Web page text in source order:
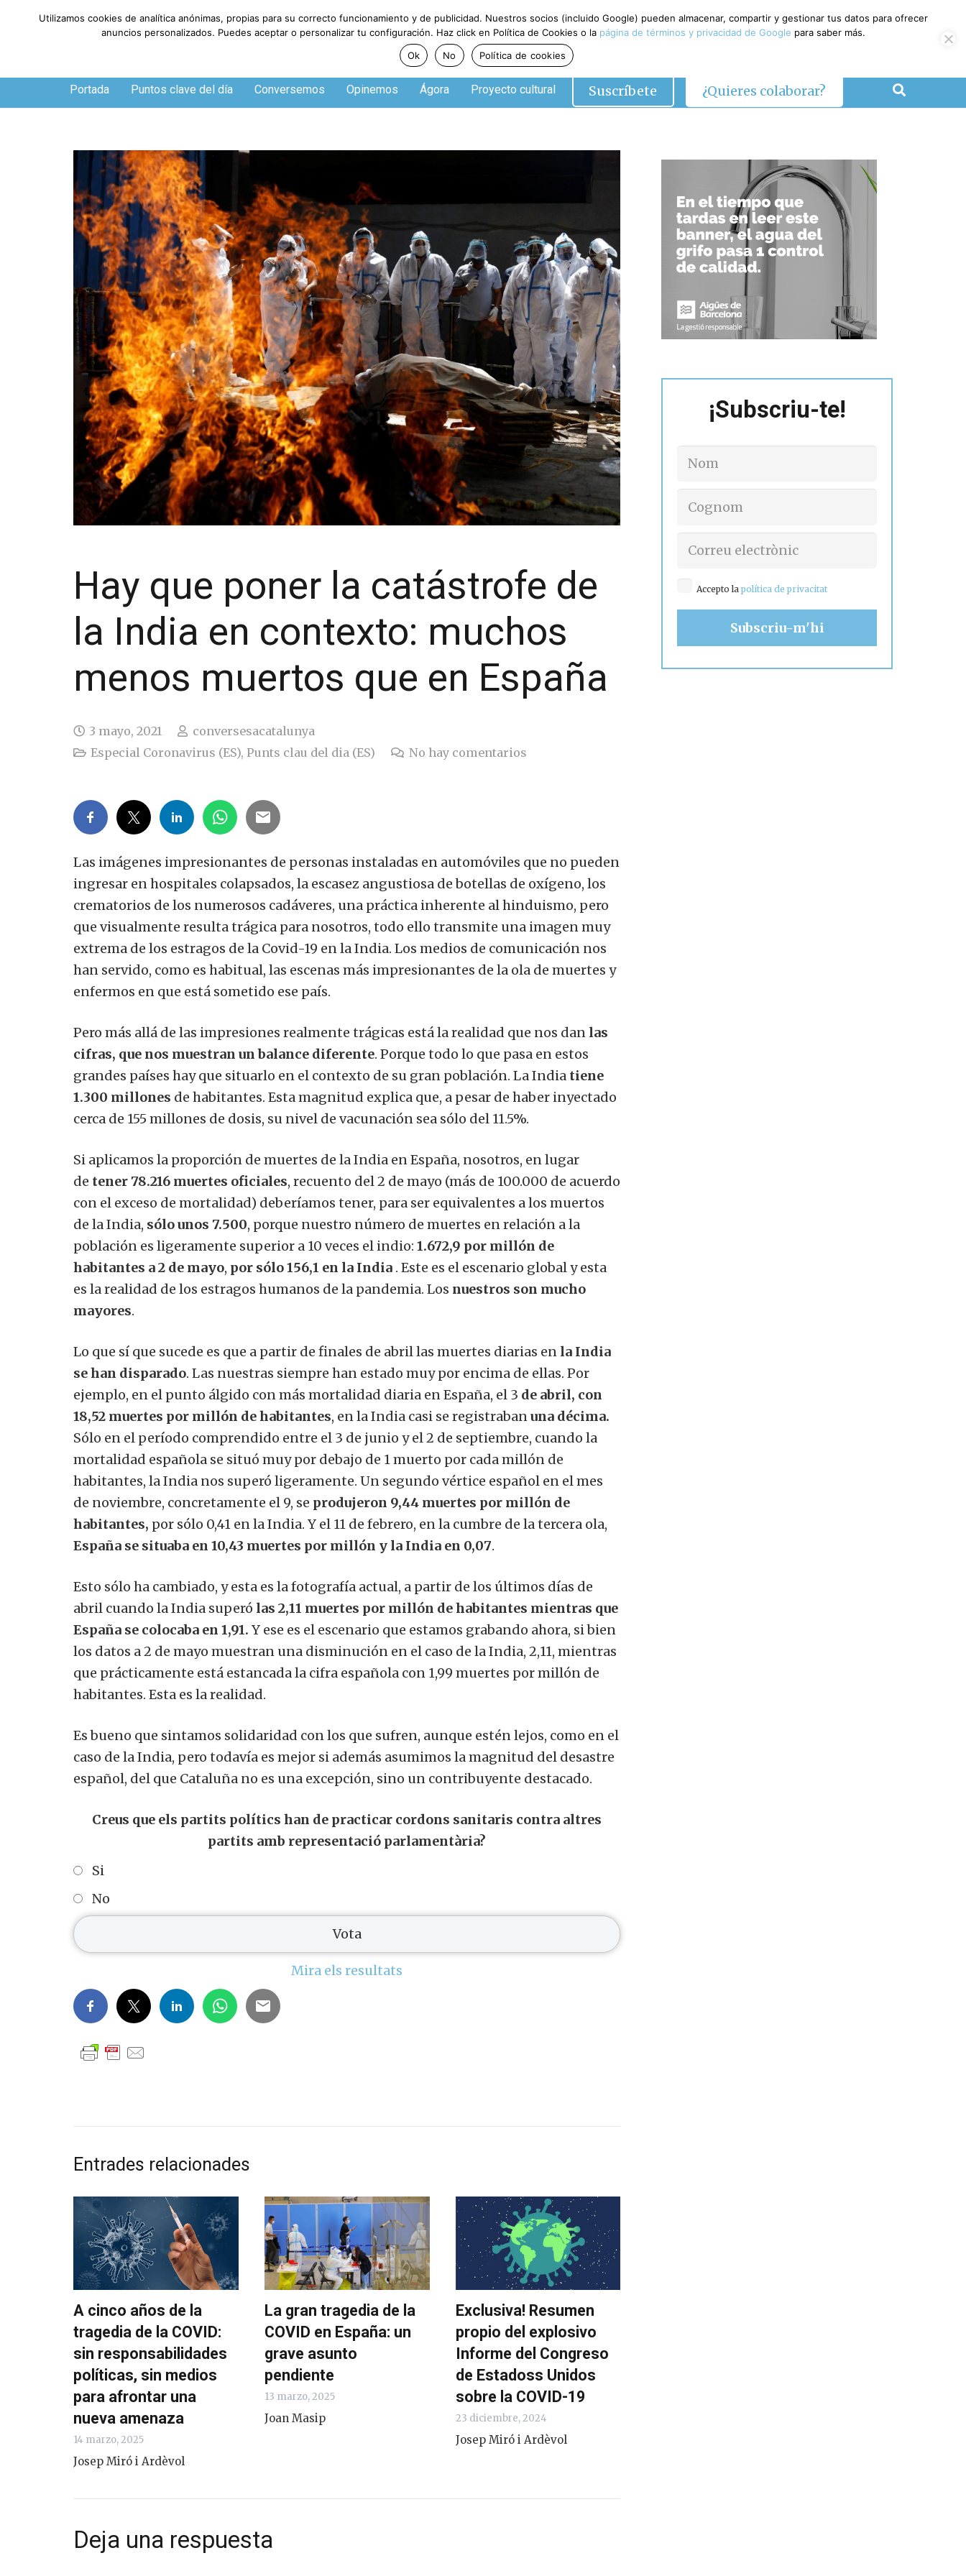
Viernes, 7 de agosto de 2026
Portada Puntos clave del día Conversemos Opinemos Ágora Proyecto cultural Suscríbete ¿Quieres colaborar?
Hay que poner la catástrofe de
la India en contexto: muchos
menos muertos que en España
3 mayo, 2021
conversesacatalunya
Especial Coronavirus (ES),Punts clau del dia (ES) No hay comentarios
Las imágenes impresionantes de personas instaladas en automóviles que no pueden
ingresar en hospitales colapsados, la escasez angustiosa de botellas de oxígeno, los
crematorios de los numerosos cadáveres, una práctica inherente al hinduismo, pero
que visualmente resulta trágica para nosotros, todo ello transmite una imagen muy
extrema de los estragos de la Covid-19 en la India. Los medios de comunicación nos
han servido, como es habitual, las escenas más impresionantes de la ola de muertes y
enfermos en que está sometido ese país.
Pero más allá de las impresiones realmente trágicas está la realidad que nos dan las
cifras, que nos muestran un balance diferente. Porque todo lo que pasa en estos
grandes países hay que situarlo en el contexto de su gran población. La India tiene
1.300 millones de habitantes. Esta magnitud explica que, a pesar de haber inyectado
cerca de 155 millones de dosis, su nivel de vacunación sea sólo del 11.5%.
Si aplicamos la proporción de muertes de la India en España, nosotros, en lugar
de tener 78.216 muertes oficiales, recuento del 2 de mayo (más de 100.000 de acuerdo
con el exceso de mortalidad) deberíamos tener, para ser equivalentes a los muertos
de la India, sólo unos 7.500, porque nuestro número de muertes en relación a la
población es ligeramente superior a 10 veces el indio: 1.672,9 por millón de
habitantes a 2 de mayo, por sólo 156,1 en la India . Este es el escenario global y esta
es la realidad de los estragos humanos de la pandemia. Los nuestros son mucho
mayores.
Lo que sí que sucede es que a partir de finales de abril las muertes diarias en la India
se han disparado. Las nuestras siempre han estado muy por encima de ellas. Por
ejemplo, en el punto álgido con más mortalidad diaria en España, el 3 de abril, con
18,52 muertes por millón de habitantes, en la India casi se registrabanuna décima.
Sólo en el período comprendido entre el 3 de junio y el 2 de septiembre, cuando la
mortalidad española se situó muy por debajo de 1 muerto por cada millón de
habitantes, la India nos superó ligeramente. Un segundo vértice español en el mes
de noviembre, concretamente el 9, se produjeron 9,44 muertes por millón de
habitantes, por sólo 0,41 en la India. Y el 11 de febrero, en la cumbre de la tercera ola,
España se situaba en 10,43 muertes por millón y la India en 0,07.
Esto sólo ha cambiado, y esta es la fotografía actual, a partir de los últimos días de
abril cuando la India superó las 2,11 muertes por millón de habitantes mientras que
España se colocaba en 1,91. Y ese es el escenario que estamos grabando ahora, si bien
los datos a 2 de mayo muestran una disminución en el caso de la India, 2,11, mientras
que prácticamente está estancada la cifra española con 1,99 muertes por millón de
habitantes. Esta es la realidad.
Es bueno que sintamos solidaridad con los que sufren, aunque estén lejos, como en el
caso de la India, pero todavía es mejor si además asumimos la magnitud del desastre
español, del que Cataluña no es una excepción, sino un contribuyente destacado.
Creus que els partits polítics han de practicar cordons sanitaris contra altres
partits amb representació parlamentària?
Si
No
Mira els resultats
Entrades relacionades
A cinco años de la
tragedia de la COVID:
sin responsabilidades
políticas, sin medios
para afrontar una
nueva amenaza
14 marzo, 2025
Josep Miró i Ardèvol
La gran tragedia de la
COVID en España: un
grave asunto
pendiente
13 marzo, 2025
Joan Masip
Exclusiva! Resumen
propio del explosivo
Informe del Congreso
de Estadoss Unidos
sobre la COVID-19
23 diciembre, 2024
Josep Miró i Ardèvol
Deja una respuesta
¡Subscriu-te!
Accepto lapolítica de privacitat
Utilizamos cookies de analítica anónimas, propias para su correcto funcionamiento y de publicidad. Nuestros socios (incluido Google) pueden almacenar, compartir y gestionar tus datos para ofrecer
anuncios personalizados. Puedes aceptar o personalizar tu configuración. Haz click en Política de Cookies o la página de términos y privacidad de Google para saber más.
Ok
No Política de cookies